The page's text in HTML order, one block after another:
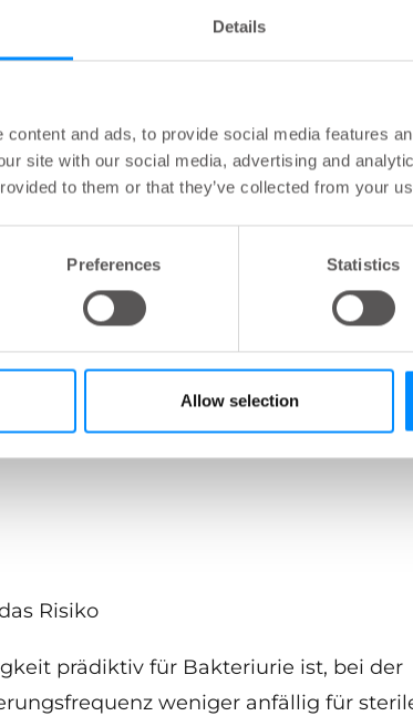
Details
and ads, to provide social media features
site with our social media, advertising and
to them or that they’ve collected from your
Preferences Statistics
Allow selection
Urinproben von 150 Patienten. Die
32 % hatten eine höhere
und 31 % eine
Die mittlere Dauer der
Jahre und 9 Monate und 91 %
65 % der Patienten keine Anzeichen
% Anzeichen einer klinischen
und 29 % mit nur
wurde in 61% der Urinproben
Escherichia coli bei Frauen und
für
Risiko
prädiktiv für Bakteriurie ist, bei der
weniger anfällig für